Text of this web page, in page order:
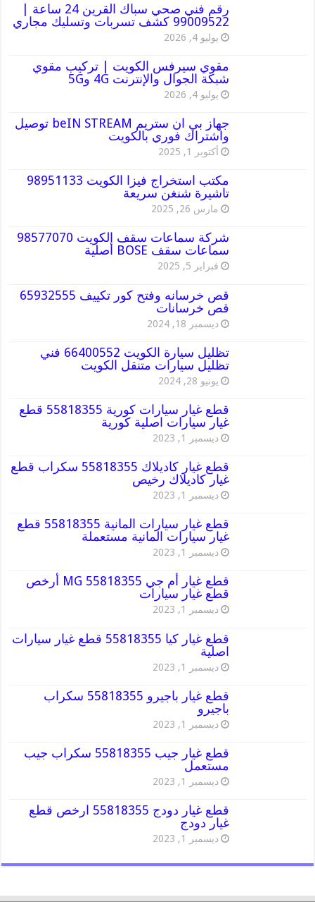
رقم فني صحي سباك القرين 24 ساعة |
99009522 كشف تسربات وتسليك مجاري
يوليو 4, 2026
مقوي سيرفس الكويت | تركيب مقوي
شبكة الجوال والإنترنت 4G و5G
يوليو 4, 2026
جهاز بي ان ستريم beIN STREAM توصيل
واشتراك فوري بالكويت
أكتوبر 1, 2025
مكتب استخراج فيزا الكويت 98951133
تاشيرة شنغن سريعة
مارس 26, 2025
شركة سماعات سقف الكويت 98577070
سماعات سقف BOSE أصلية
فبراير 5, 2025
قص خرسانه وفتح كور تكييف 65932555
قص خرسانات
ديسمبر 18, 2024
تظليل سيارة الكويت 66400552 فني
تظليل سيارات متنقل الكويت
يونيو 28, 2024
قطع غيار سيارات كورية 55818355 قطع
غيار سيارات اصلية كورية
ديسمبر 1, 2023
قطع غيار كاديلاك 55818355 سكراب قطع
غيار كاديلاك رخيص
ديسمبر 1, 2023
قطع غيار سيارات المانية 55818355 قطع
غيار سيارات المانية مستعملة
ديسمبر 1, 2023
قطع غيار أم جي MG 55818355 أرخص
قطع غيار سيارات
ديسمبر 1, 2023
قطع غيار كيا 55818355 قطع غيار سيارات
اصلية
ديسمبر 1, 2023
قطع غيار باجيرو 55818355 سكراب
باجيرو
ديسمبر 1, 2023
قطع غيار جيب 55818355 سكراب جيب
مستعمل
ديسمبر 1, 2023
قطع غيار دودج 55818355 ارخص قطع
غيار دودج
ديسمبر 1, 2023